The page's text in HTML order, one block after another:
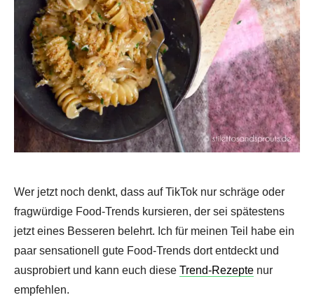
Wer jetzt noch denkt, dass auf TikTok nur schräge oder
fragwürdige Food-Trends kursieren, der sei spätestens
jetzt eines Besseren belehrt. Ich für meinen Teil habe ein
paar sensationell gute Food-Trends dort entdeckt und
ausprobiert und kann euch diese Trend-Rezepte nur
empfehlen.